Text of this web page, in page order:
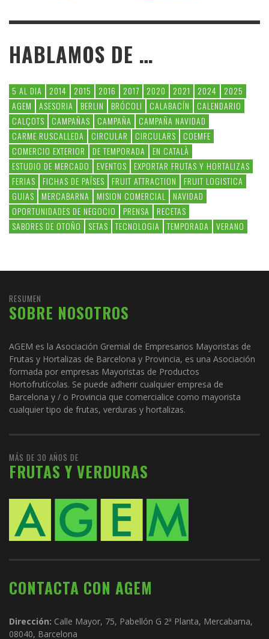
HABLAMOS DE …
5 AL DIA 2014 2015 2016 2017 2020 2021 2024
2025
AGEM
ASESORIA BERLIN BRÓCOLI CALABACÍN
CALENDARIO
CALÇOTS
CAMPAÑAS CAMPAÑA
CAMPAÑA NAVIDAD
CARME RUSCALLEDA
CIRCULAR CIRCULARS
COEMFE
COMERCIO EXTERIOR
DE TEMPORADA
EN CATALÀ
ESTUDIO DE MERCADO
EVENTOS
EXPORTAR FRUTAS Y HORTALIZAS
FERIAS
FICHAS DE PAÍSES FRUIT ATTRACTION
FRUIT LOGISTICA
GUIAS
MERCABARNA MISION COMERCIAL
NAVIDAD
OPORTUNIDADES DE NEGOCIO
PRENSA
RECETAS
SABORES DE OTOÑO
SETAS TECNOLOGIA TEMPORADA VERANO
RESUMEN
SOBRE NOSOTROS
AGEM es la Asociación Gremial de Empresarios Mayoristas de
Frutas y Hortalizas de Barcelona y Provincia, es una Asociación
formada por empresas Mayoristas de Productos
Hortofrutícolas. Se puede adherir cualquier empresa de
Barcelona y / o Provincia que comercialice como mayorista
cualquier tipo de frutas, verduras y hortalizas.
MÁS DE 30 AÑOS DE
FRUTAS Y VERDURAS
CONTACTA CON AGEM
Dirección: Calle Mayor, 75, Pabellón G 2ª Planta, Mercabarna,
08040, Barcelona